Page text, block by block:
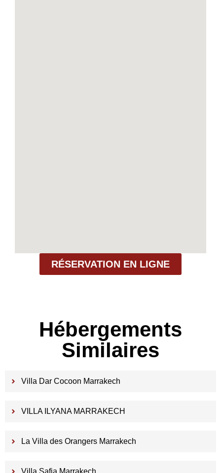
RÉSERVATION EN LIGNE
Hébergements
Similaires
Villa Dar Cocoon Marrakech
VILLA ILYANA MARRAKECH
La Villa des Orangers Marrakech